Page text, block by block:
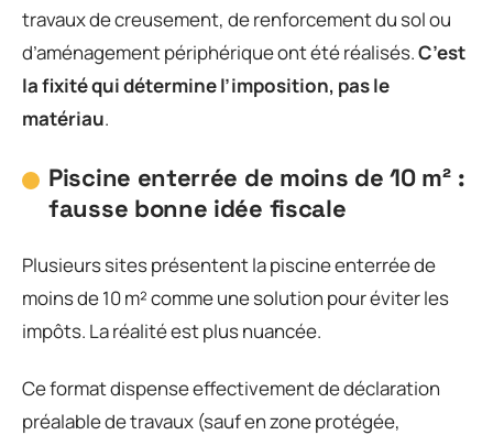
travaux de creusement, de renforcement du sol ou
d’aménagement périphérique ont été réalisés.C’est
la fixité qui détermine l’imposition, pas le
matériau.
Piscine enterrée de moins de 10 m² :
fausse bonne idée fiscale
Plusieurs sites présentent la piscine enterrée de
moins de 10 m² comme une solution pour éviter les
impôts. La réalité est plus nuancée.
Ce format dispense effectivement de déclaration
préalable de travaux (sauf en zone protégée,